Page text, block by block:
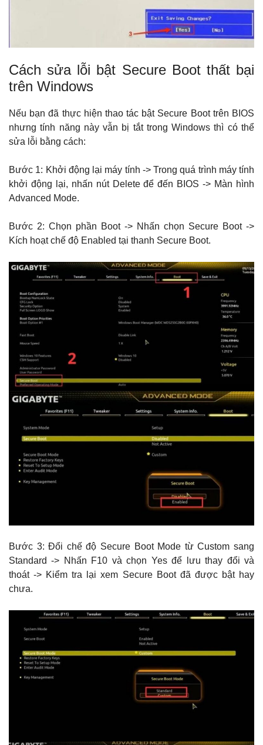
Cách sửa lỗi bật Secure Boot thất bại
trên Windows
Nếu bạn đã thực hiện thao tác bật Secure Boot trên BIOS
nhưng tính năng này vẫn bị tắt trong Windows thì có thể
sửa lỗi bằng cách:
Bước 1: Khởi động lại máy tính -> Trong quá trình máy tính
khởi động lại, nhấn nút Delete để đến BIOS -> Màn hình
Advanced Mode.
Bước 2: Chọn phần Boot -> Nhấn chọn Secure Boot ->
Kích hoạt chế độ Enabled tại thanh Secure Boot.
Bước 3: Đổi chế độ Secure Boot Mode từ Custom sang
Standard -> Nhấn F10 và chọn Yes để lưu thay đổi và
thoát -> Kiểm tra lại xem Secure Boot đã được bật hay
chưa.